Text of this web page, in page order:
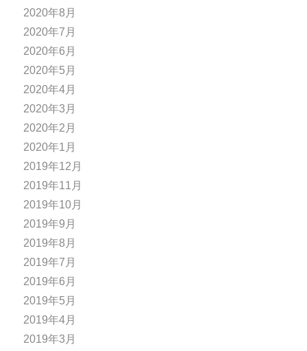
2020年8月
2020年7月
2020年6月
2020年5月
2020年4月
2020年3月
2020年2月
2020年1月
2019年12月
2019年11月
2019年10月
2019年9月
2019年8月
2019年7月
2019年6月
2019年5月
2019年4月
2019年3月